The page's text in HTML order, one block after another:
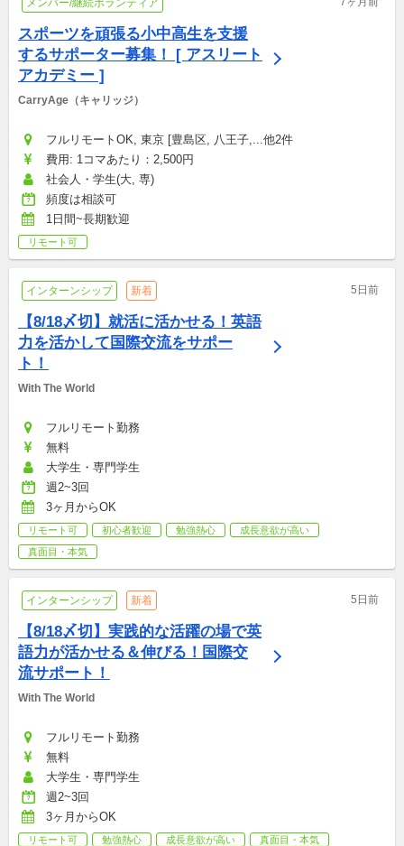
スポーツを頑張る小中高生を支援
するサポーター募集！ [ アスリート
アカデミー ]
CarryAge（キャリッジ）
フルリモートOK, 東京 [豊島区, 八王子,...他2件
費用: 1コマあたり：2,500円
社会人・学生(大, 専)
頻度は相談可
1日間~長期歓迎
リモート可
インターンシップ 新着 5日前
【8/18〆切】就活に活かせる！英語
力を活かして国際交流をサポー
ト！
With The World
フルリモート勤務
無料
大学生・専門学生
週2~3回
3ヶ月からOK
リモート可 初心者歓迎 勉強熱心
成長意欲が高い
真面目・本気
インターンシップ 新着 5日前
【8/18〆切】実践的な活躍の場で英
語力が活かせる＆伸びる！国際交
流サポート！
With The World
フルリモート勤務
無料
大学生・専門学生
週2~3回
3ヶ月からOK
リモート可 勉強熱心 成長意欲が高い
真面目・本気